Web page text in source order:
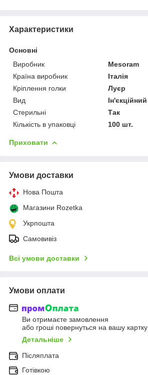
Характеристики
Основні
Виробник
Mesoram
Країна виробник
Італія
Кріплення голки
Луєр
Вид
Ін'єкційний
Стерильні
Так
Кількість в упаковці
100 шт.
Приховати
Умови доставки
Нова Пошта
Магазини Rozetka
Укрпошта
Самовивіз
Всі умови доставки
Умови оплати
Ви отримаєте замовлення
або гроші повернуться на вашу картку
Детальніше
Післяплата
Готівкою